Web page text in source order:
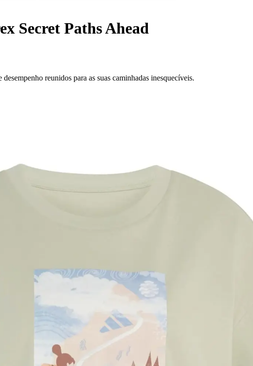
Secret Paths Ahead
reunidos para as suas caminhadas inesquecíveis.